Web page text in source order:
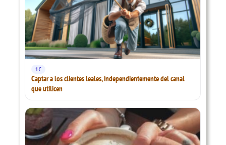
1€
Captar a los clientes leales, independientemente del canal
que utilicen